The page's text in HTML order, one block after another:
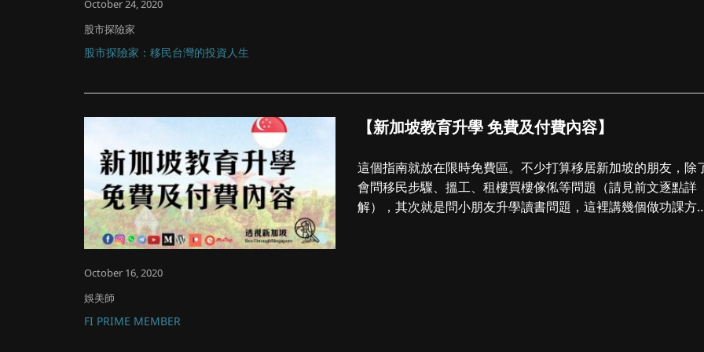
October 24, 2020
股市探險家
股市探險家：移民台灣的投資人生
October 16, 2020
娛美師
FI PRIME MEMBER
【新加坡教育升學 免費及付費內容】
這個指南就放在限時免費區。不少打算移居新加坡的朋友，除
會問移民步驟、搵工、租樓買樓傢俬等問題（請見前文逐點詳
解），其次就是問小朋友升學讀書問題，這裡講幾個做功課方